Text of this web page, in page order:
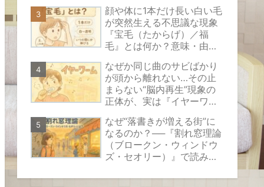
い心のバリアにあります。
顔や体に1本だけ長い白い毛
が突然生える不思議な現象
『宝毛（たからげ）／福
毛』とは何か？意味・由
きる対処法をやさしく解説
なぜか同じ曲のサビばかり
が頭から離れない…その止
まらない“脳内再生”現象の
正体が、実は『イヤーワー
す。
なぜ“落書きが増える街”に
なるのか？──『割れ窓理論
（ブロークン・ウィンドウ
ズ・セオリー）』で読み解
インの正体